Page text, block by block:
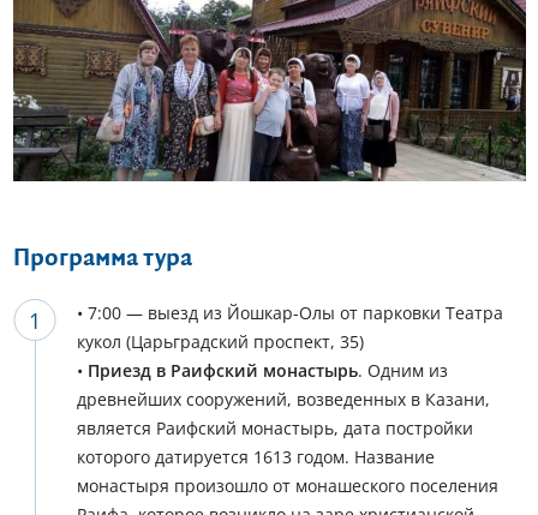
Еще 7 фото
Программа тура
• 7:00 — выезд из Йошкар-Олы от парковки Театра
кукол (Царьградский проспект, 35)
• Приезд в Раифский монастырь. Одним из
древнейших сооружений, возведенных в Казани,
является Раифский монастырь, дата постройки
которого датируется 1613 годом. Название
монастыря произошло от монашеского поселения